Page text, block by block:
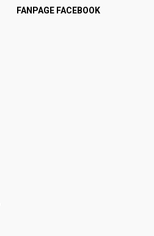
FANPAGE FACEBOOK